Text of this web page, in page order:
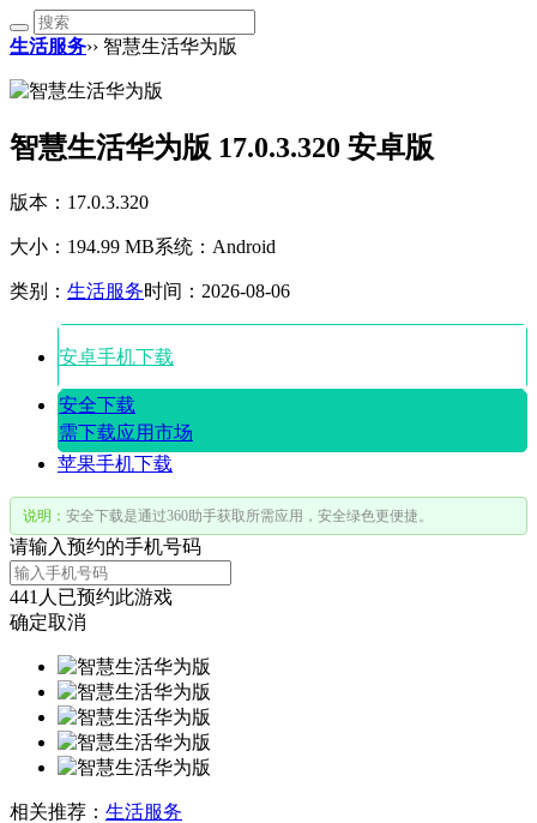
生活服务›› 智慧生活华为版
智慧生活华为版 17.0.3.320 安卓版
版本：17.0.3.320
大小：194.99 MB系统：Android
类别： 生活服务时间：2026-08-06
安卓手机下载
安全下载
需下载应用市场
苹果手机下载
说明： 安全下载是通过360助手获取所需应用，安全绿色更便捷。
请输入预约的手机号码
441 人已预约此游戏
确定取消
相关推荐： 生活服务